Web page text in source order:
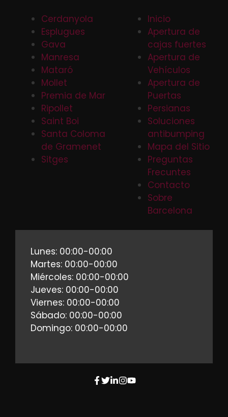
Cerdanyola
Esplugues
Gava
Manresa
Mataró
Mollet
Premia de Mar
Ripollet
Saint Boi
Santa Coloma
de Gramenet
Sitges
Inicio
Apertura de
cajas fuertes
Apertura de
Vehículos
Apertura de
Puertas
Persianas
Soluciones
antibumping
Mapa del Sitio
Preguntas
Frecuntes
Contacto
Sobre
Barcelona
Lunes: 00:00-00:00
Martes: 00:00-00:00
Miércoles: 00:00-00:00
Jueves: 00:00-00:00
Viernes: 00:00-00:00
Sábado: 00:00-00:00
Domingo: 00:00-00:00